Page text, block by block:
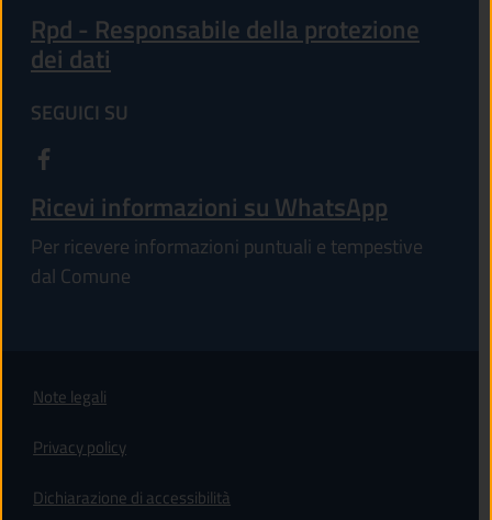
Rpd - Responsabile della protezione
dei dati
SEGUICI SU
Ricevi informazioni su WhatsApp
Per ricevere informazioni puntuali e tempestive
dal Comune
Note legali
Privacy policy
Dichiarazione di accessibilità